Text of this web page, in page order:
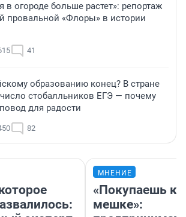
в огороде больше растет»: репортаж
провальной «Флоры» в истории
41
образованию конец? В стране
число стобалльников ЕГЭ — почему
для радости
82
МНЕНИЕ
«Покупаешь
мешке»: